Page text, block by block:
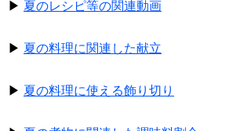
▶ 夏のレシピ等の関連動画
▶ 夏の料理に関連した献立
▶ 夏の料理に使える飾り切り